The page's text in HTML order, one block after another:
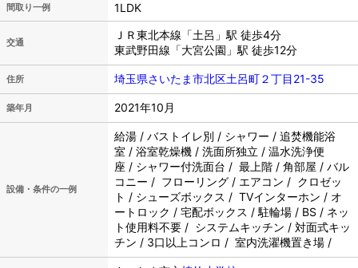
間取り一例 1LDK
交通
ＪＲ東北本線「土呂」駅 徒歩4分
東武野田線「大宮公園」駅 徒歩12分
住所 埼玉県さいたま市北区土呂町２丁目21-35
築年月 2021年10月
設備・条件の一例
給湯 / バストイレ別 / シャワー / 追焚機能浴
室 / 浴室乾燥機 / 洗面所独立 / 温水洗浄便
座 / シャワー付洗面台 / 最上階 / 角部屋 / バル
コニー / フローリング / エアコン / クロゼッ
ト / シューズボックス / TVインターホン / オ
ートロック / 宅配ボックス / 駐輪場 / BS / ネッ
ト使用料不要 / システムキッチン / 対面式キッ
チン / 3口以上コンロ / 室内洗濯機置き場 /